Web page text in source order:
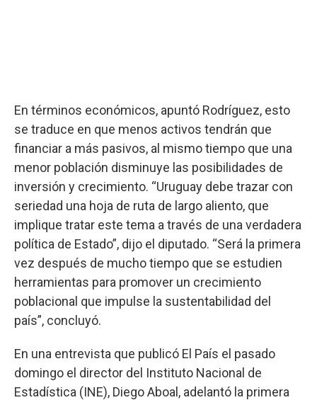
En términos económicos, apuntó Rodríguez, esto
se traduce en que menos activos tendrán que
financiar a más pasivos, al mismo tiempo que una
menor población disminuye las posibilidades de
inversión y crecimiento. “Uruguay debe trazar con
seriedad una hoja de ruta de largo aliento, que
implique tratar este tema a través de una verdadera
política de Estado”, dijo el diputado. “Será la primera
vez después de mucho tiempo que se estudien
herramientas para promover un crecimiento
poblacional que impulse la sustentabilidad del
país”, concluyó.
En una entrevista que publicó El País el pasado
domingo el director del Instituto Nacional de
Estadística (INE), Diego Aboal, adelantó la primera